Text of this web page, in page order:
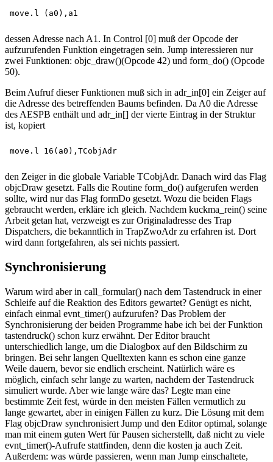
dessen Adresse nach A1. In Control [0] muß der Opcode der
aufzurufenden Funktion eingetragen sein. Jump interessieren nur
zwei Funktionen: objc_draw()(Opcode 42) und form_do() (Opcode
50).
Beim Aufruf dieser Funktionen muß sich in adr_in[0] ein Zeiger auf
die Adresse des betreffenden Baums befinden. Da A0 die Adresse
des AESPB enthält und adr_in[] der vierte Eintrag in der Struktur
ist, kopiert
den Zeiger in die globale Variable TCobjAdr. Danach wird das Flag
objcDraw gesetzt. Falls die Routine form_do() aufgerufen werden
sollte, wird nur das Flag formDo gesetzt. Wozu die beiden Flags
gebraucht werden, erkläre ich gleich. Nachdem kuckma_rein() seine
Arbeit getan hat, verzweigt es zur Originaladresse des Trap
Dispatchers, die bekanntlich in TrapZwoAdr zu erfahren ist. Dort
wird dann fortgefahren, als sei nichts passiert.
Synchronisierung
Warum wird aber in call_formular() nach dem Tastendruck in einer
Schleife auf die Reaktion des Editors gewartet? Genügt es nicht,
einfach einmal evnt_timer() aufzurufen? Das Problem der
Synchronisierung der beiden Programme habe ich bei der Funktion
tastendruck() schon kurz erwähnt. Der Editor braucht
unterschiedlich lange, um die Dialogbox auf den Bildschirm zu
bringen. Bei sehr langen Quelltexten kann es schon eine ganze
Weile dauern, bevor sie endlich erscheint. Natürlich wäre es
möglich, einfach sehr lange zu warten, nachdem der Tastendruck
simuliert wurde. Aber wie lange wäre das? Legte man eine
bestimmte Zeit fest, würde in den meisten Fällen vermutlich zu
lange gewartet, aber in einigen Fällen zu kurz. Die Lösung mit dem
Flag objcDraw synchronisiert Jump und den Editor optimal, solange
man mit einem guten Wert für Pausen sicherstellt, daß nicht zu viele
evnt_timer()-Aufrufe stattfinden, denn die kosten ja auch Zeit.
Außerdem: was würde passieren, wenn man Jump einschaltete,